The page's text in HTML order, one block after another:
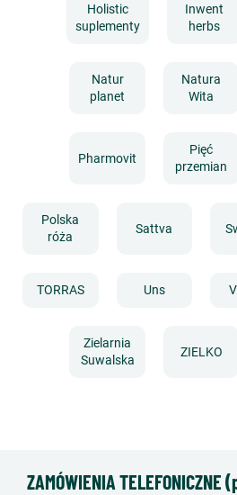
Holistic
suplementy
Inwent
herbs
Natur
planet
Natura
Wita
Pharmovit
Pięć
przemian
Polska
róża
Sattva
TORRAS Uns
Zielarnia
Suwalska
ZIELKO
ZAMÓWIENIA